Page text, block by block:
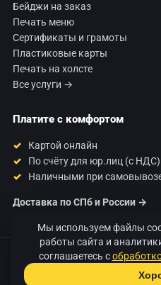
Бейджи на заказ
Печать меню
Сертификаты и грамоты
Пластиковые карты
Печать на холсте
Все услуги →
Платите с комфортом
Картой онлайн
По счёту для юр.лиц (с НДС)
Наличными при
Доставка по СПб и России →
© 2026 Типография «120 Грамм».
Петербурге.
Мы используем файлы
работы сайта и
соглашаетесь с